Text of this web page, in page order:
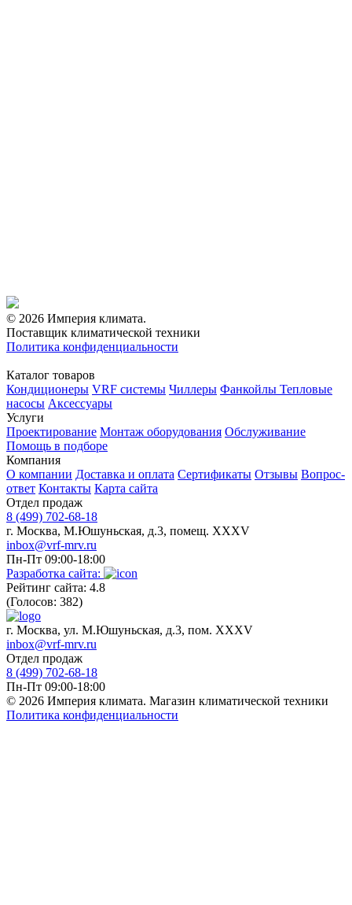
© 2026 Империя климата.
Поставщик климатической техники
Политика конфиденциальности
Каталог товаров
Кондиционеры VRF системы Чиллеры Фанкойлы Тепловые
насосы Аксессуары
Услуги
Проектирование Монтаж оборудования Обслуживание
Помощь в подборе
Компания
О компании Доставка и оплата Сертификаты Отзывы Вопрос-
ответ Контакты Карта сайта
Отдел продаж
8 (499) 702-68-18
г. Москва, М.Юшуньская, д.3, помещ. XXXV
inbox@vrf-mrv.ru
Пн-Пт 09:00-18:00
Разработка сайта:
Рейтинг сайта: 4.8
(Голосов: 382)
г. Москва, ул. М.Юшуньская, д.3, пом. XXXV
inbox@vrf-mrv.ru
Отдел продаж
8 (499) 702-68-18
Пн-Пт 09:00-18:00
© 2026 Империя климата. Магазин климатической техники
Политика конфиденциальности